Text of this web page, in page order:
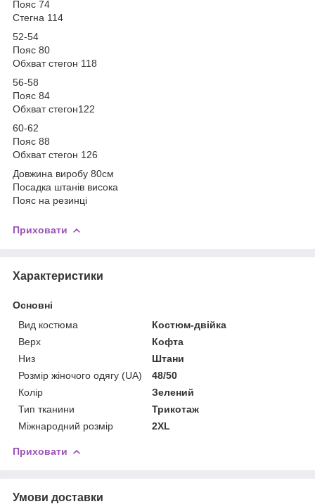
Пояс 74
Стегна 114
52-54
Пояс 80
Обхват стегон 118
56-58
Пояс 84
Обхват стегон122
60-62
Пояс 88
Обхват стегон 126
Довжина виробу 80см
Посадка штанів висока
Пояс на резинці
Приховати
Характеристики
Основні
Вид костюма
Костюм-двійка
Верх
Кофта
Низ
Штани
Розмір жіночого одягу (UA)
48/50
Колір
Зелений
Тип тканини
Трикотаж
Міжнародний розмір
2XL
Приховати
Умови доставки